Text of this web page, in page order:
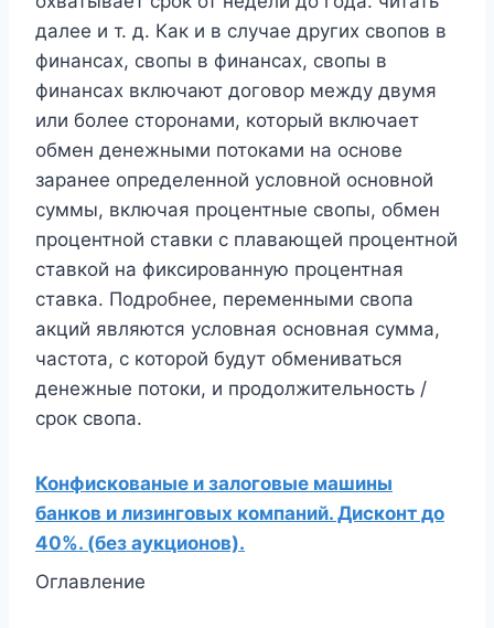
далее и т. д. Как и в случае других свопов в
финансах, свопы в финансах, свопы в
финансах включают договор между двумя
или более сторонами, который включает
обмен денежными потоками на основе
заранее определенной условной основной
суммы, включая процентные свопы, обмен
процентной ставки с плавающей процентной
ставкой на фиксированную процентная
ставка. Подробнее, переменными свопа
акций являются условная основная сумма,
частота, с которой будут обмениваться
денежные потоки, и продолжительность /
срок свопа.
Конфискованые и залоговые машины
банков и лизинговых компаний. Дисконт до
40%. (без аукционов).
Оглавление